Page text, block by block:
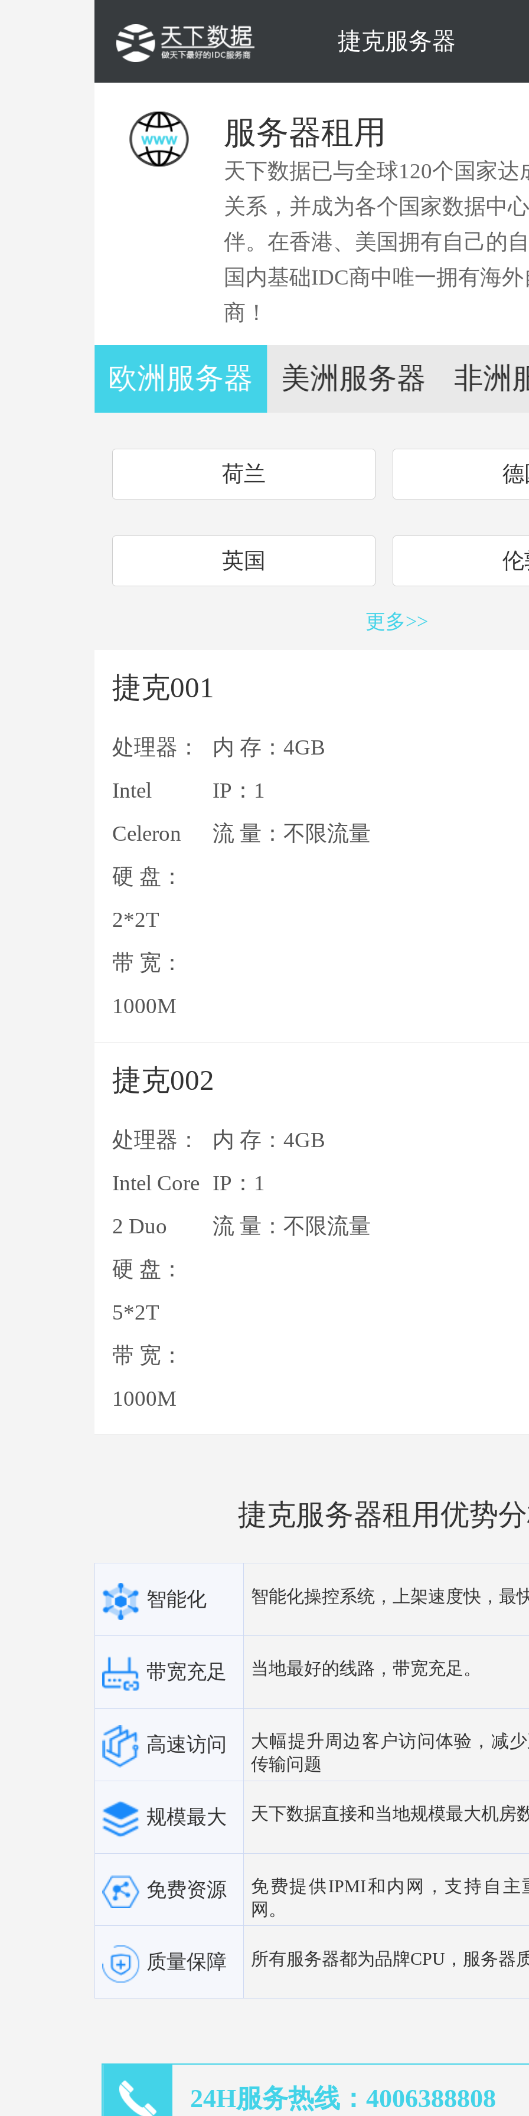
捷克服务器
服务器租用
天下数据已与全球120个国家
关系，并成为各个国家数据中
伴。在香港、美国拥有自己的
国内基础IDC商中唯一拥有海
商！
欧洲服务器 美洲服务器 非洲
荷兰 德
英国 伦
意大利
俄罗斯
塞浦路斯
更多>>
捷克001
处理器：
Intel
Celeron
硬 盘：
2*2T
带 宽：
1000M
内 存：4GB
IP：1
流 量：不限流量
捷克002
处理器：
Intel Core
2 Duo
硬 盘：
5*2T
带 宽：
1000M
内 存：4GB
IP：1
流 量：不限流量
捷克服务器租用优势
智能化 智能化操控系统，上架速度快，最
带宽充足 当地最好的线路，带宽充足。
高速访问
大幅提升周边客户访问体验，减
传输问题
规模最大 天下数据直接和当地规模最大机房
免费资源
免费提供IPMI和内网，支持自主
网。
质量保障 所有服务器都为品牌CPU，服务器
24H服务热线：4006388808